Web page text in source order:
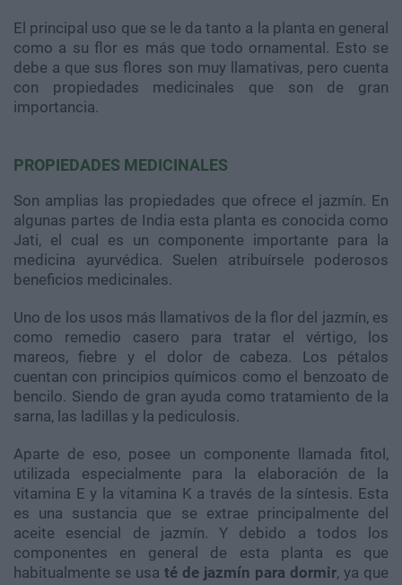
El principal uso que se le da tanto a la planta en general
como a su flor es más que todo ornamental. Esto se
debe a que sus flores son muy llamativas, pero cuenta
con propiedades medicinales que son de gran
importancia.
PROPIEDADES MEDICINALES
Son amplias las propiedades que ofrece el jazmín. En
algunas partes de India esta planta es conocida como
Jati, el cual es un componente importante para la
medicina ayurvédica. Suelen atribuírsele poderosos
beneficios medicinales.
Uno de los usos más llamativos de la flor del jazmín, es
como remedio casero para tratar el vértigo, los
mareos, fiebre y el dolor de cabeza. Los pétalos
cuentan con principios químicos como el benzoato de
bencilo. Siendo de gran ayuda como tratamiento de la
sarna, las ladillas y la pediculosis.
Aparte de eso, posee un componente llamada fitol,
utilizada especialmente para la elaboración de la
vitamina E y la vitamina K a través de la síntesis. Esta
es una sustancia que se extrae principalmente del
aceite esencial de jazmín. Y debido a todos los
componentes en general de esta planta es que
habitualmente se usa té de jazmín para dormir, ya que